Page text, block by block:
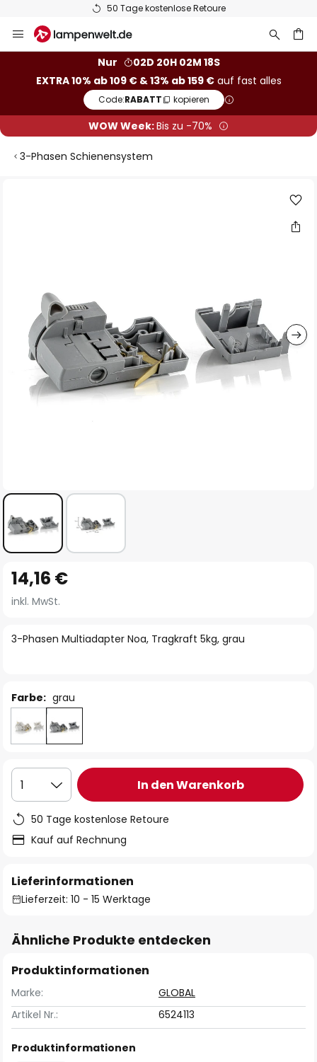
50 Tage kostenlose Retoure
Inhalt
Nur
02D 20H 02M 17S
EXTRA 10% ab 109 € & 13% ab 159 €auf fast alles
Code:RABATT kopieren
WOW Week:Bis zu -70%
3-Phasen Schienensystem
Anfang
der
springen
3-Phasen Multiadapter Noa, Tragkraft 5kg, grau
14,16 €
inkl. MwSt.
Farbe: grau
1 In den Warenkorb
50 Tage kostenlose Retoure
Kauf auf Rechnung
Lieferinformationen
Lieferzeit: 10 - 15 Werktage
Ähnliche Produkte entdecken
Produktinformationen
Marke:
GLOBAL
Artikel Nr.:
6524113
Produktinformationen